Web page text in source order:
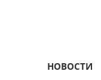
НОВОСТИ